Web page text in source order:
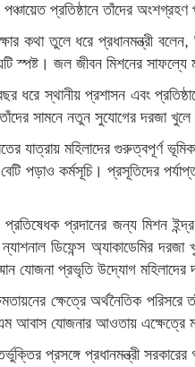
পঞ্চায়েত প্রতিষ্ঠানে তাঁদের
কথা তুলে ধরে প্রধানমন্ত্রী
স্পষ্ট। জল জীবন মিশনের সাফল্যে
ধরে স্থানীয় প্রশাসন এবং
সামনে নতুন সুযোগের দরজা খুলে
যাত্রায় মহিলাদের গুরুত্বপূর্ণ
বেটি পড়াও কর্মসূচি। প্রসূতিদের
প্রদানের জন্য মিশন
ডিফেন্স অ্যাকাডেমির
যোজনা প্রভৃতি উদ্যোগ
ক্ষেত্রে অর্থনৈতিক
আবাস যোজনার আওতায় এক্ষেত্রে
প্রসঙ্গে প্রধানমন্ত্রী